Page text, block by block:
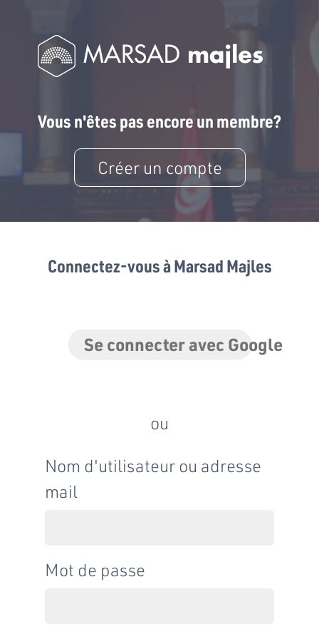
Vous n'êtes pas encore un membre?
Créer un compte
Connectez-vous à Marsad Majles
Se connecter avec Google
ou
Nom d'utilisateur ou adresse
mail
Mot de passe